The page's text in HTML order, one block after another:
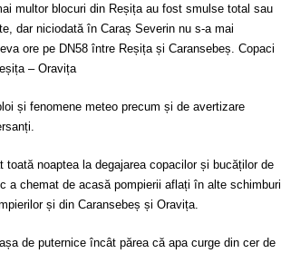
multor blocuri din Reșița au fost smulse total sau
dar niciodată în Caraș Severin nu s-a mai
ore pe DN58 între Reșița și Caransebeș. Copaci
– Oravița
și fenomene meteo precum și de avertizare
noaptea la degajarea copacilor și bucăților de
a chemat de acasă pompierii aflați în alte schimburi
și din Caransebeș și Oravița.
de puternice încât părea că apa curge din cer de